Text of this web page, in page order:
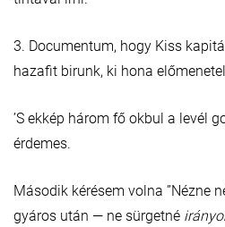
3. Documentum, hogy Kiss
hazafit birunk, ki hona
’S ekkép három fő okbul a levél
érdemes.
Második kérésem volna ”Nézne
gyáros után — ne sürgetné